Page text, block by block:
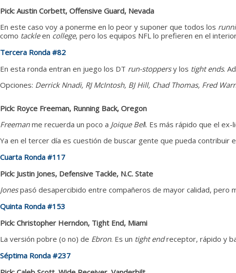
Pick: Austin Corbett, Offensive Guard, Nevada
En este caso voy a ponerme en lo peor y suponer que todos los
como tackleen college, pero los equipos NFL lo prefieren en el
Tercera Ronda #82
En esta ronda entran en juego los DT run-stoppersy los tight ends.
Opciones: Derrick Nnadi, RJ McIntosh, BJ Hill, Chad Thomas, Fred
Pick: Royce Freeman, Running Back, Oregon
Freemanme recuerda un poco a Joique Bell. Es más rápido que el
Ya en el tercer día es cuestión de buscar gente que pueda contribuir
Cuarta Ronda #117
Pick: Justin Jones, Defensive Tackle, N.C. State
Jonespasó desapercibido entre compañeros de mayor calidad, pero
Quinta Ronda #153
Pick: Christopher Herndon, Tight End, Miami
La versión pobre (o no) de Ebron. Es un tight endreceptor, rápido y
Séptima Ronda #237